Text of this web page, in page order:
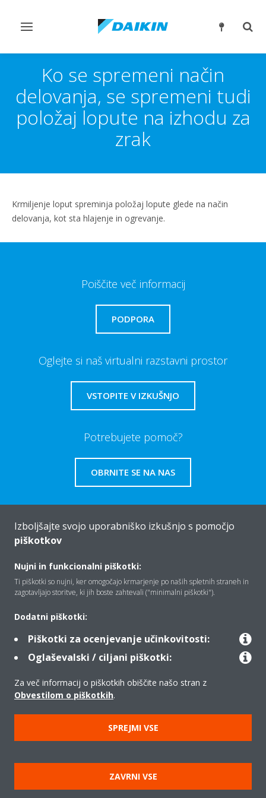
Preklop
Ko se spremeni način
delovanja, se spremeni tudi
položaj lopute na izhodu za
zrak
Krmiljenje loput spreminja položaj lopute glede na način
delovanja, kot sta hlajenje in ogrevanje.
Poiščite več informacij
PODPORA
Oglejte si naš virtualni razstavni prostor
VSTOPITE V IZKUŠNJO
Potrebujete pomoč?
OBRNITE SE NA NAS
Vizitka
Rešitve
Kontakt
Izdelki
Copyright © Daikin
Pravno obvestilo
Obvestilo o piškotkih
Uredba o varstvu podatkov
Načela podjetja
Poslovna določila in pogoji
Izboljšajte svojo uporabniško izkušnjo s pomočjo
piškotkov
Nujni in funkcionalni piškotki:
Ti piškotki so nujni, ker omogočajo krmarjenje po naših spletnih straneh in
zagotavljajo storitve, ki jih boste zahtevali ("minimalni piškotki").
Dodatni piškotki:
Piškotki za ocenjevanje učinkovitosti:
Oglaševalski / ciljani piškotki:
Za več informacij o piškotkih obiščite našo stran z
Obvestilom o piškotkih.
SPREJMI VSE
ZAVRNI VSE